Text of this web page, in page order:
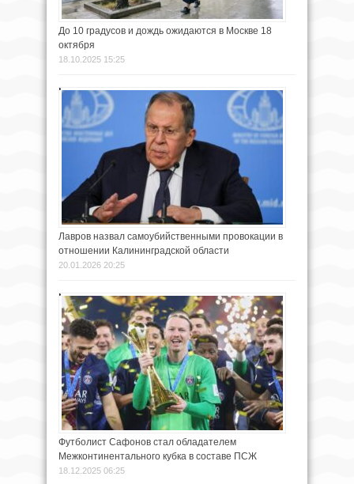
До 10 градусов и дождь ожидаются в Москве 18
октября
18.10.2025 15:25
Лавров назвал самоубийственными провокации в
отношении Калининградской области
20.01.2026 20:25
Футболист Сафонов стал обладателем
Межконтинентального кубка в составе ПСЖ
18.12.2025 06:25